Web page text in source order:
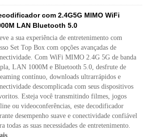
com 2.4G5G MIMO WiFi
LAN Bluetooth 5.0
a sua experiência de entretenimento com
Set Top Box com opções avançadas de
Com WiFi MIMO 2.4G 5G de banda
LAN 1000M e Bluetooth 5.0, desfrute de
contínuo, downloads ultrarrápidos e
descomplicada com seus dispositivos
Esteja você transmitindo filmes, jogos
ou videoconferências, este decodificador
desempenho suave e conectividade confiável
todas as suas necessidades de entretenimento.